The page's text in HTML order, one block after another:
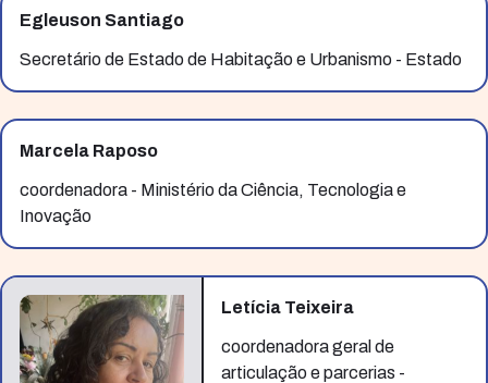
Egleuson Santiago
Secretário de Estado de Habitação e Urbanismo - Estado
Marcela Raposo
coordenadora - Ministério da Ciência, Tecnologia e
Inovação
Letícia Teixeira
coordenadora geral de
articulação e parcerias -